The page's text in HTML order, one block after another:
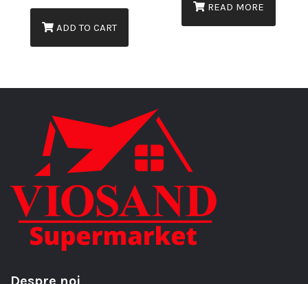
ADD TO CART
READ MORE